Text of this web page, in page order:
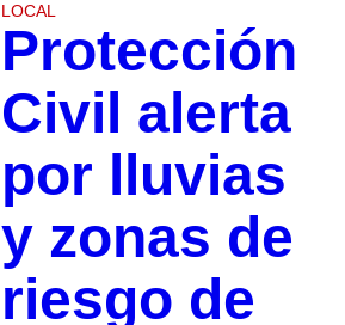
LOCAL
Protección
Civil alerta
por lluvias
y zonas de
riesgo de